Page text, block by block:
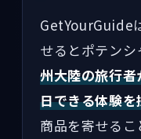
GetYourGuide
せるとポテンシ
州大陸の旅行者
日できる体験を
商品を寄せる